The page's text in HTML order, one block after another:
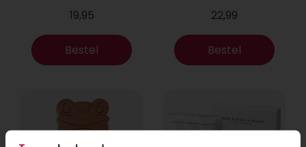
19,95
Bestel
22,99
Bestel